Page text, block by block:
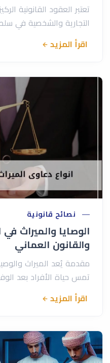
تعتبر العقود القانونية
التجارية والشخصية في
اقرأ المزيد
نصائح قانونية
الوصايا والميراث
والقانون العماني
مقدمة يُعد الميراث
تمس حياة الأفراد بعد
اقرأ المزيد